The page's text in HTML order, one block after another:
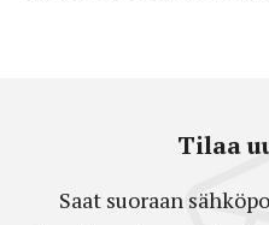
Tilaa
Saat suoraan